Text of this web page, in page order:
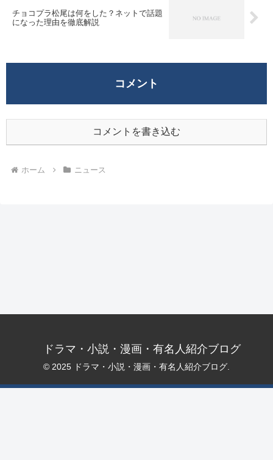
チョコプラ松尾は何をした？ネットで話題
になった理由を徹底解説
コメント
コメントを書き込む
ホーム ニュース
ドラマ・小説・漫画・有名人紹介ブログ
© 2025 ドラマ・小説・漫画・有名人紹介ブログ.